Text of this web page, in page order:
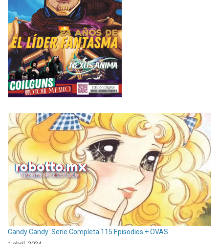
Candy Candy: Serie Completa 115 Episodios + OVAS